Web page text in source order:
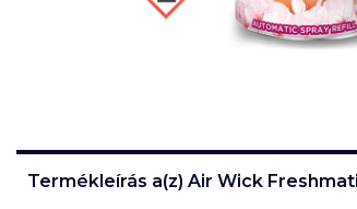
Termékleírás a(z) Air Wick